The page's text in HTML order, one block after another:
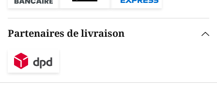
Partenaires de livraison